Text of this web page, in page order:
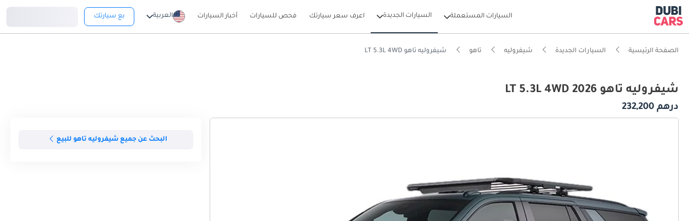
السيارات المستعملة السيارات الجديدة اعرف سعر سيارتك فحص للسيارات أخبار السيارات العربية بع سيارتك
الصفحة الرئيسية السيارات الجديدة شيفروليه تاهو شيفروليه تاهو LT 5.3L 4WD
شيفروليه تاهو LT 5.3L 4WD 2026
درهم 232,200
البحث عن جميع شيفروليه تاهو للبيع